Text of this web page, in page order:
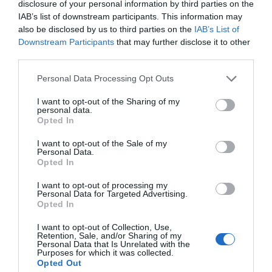
disclosure of your personal information by third parties on the
IAB’s list of downstream participants. This information may
also be disclosed by us to third parties on the IAB’s List of
Downstream Participants that may further disclose it to other
Personal Data Processing Opt Outs
I want to opt-out of the Sharing of my
personal data.
Opted In
I want to opt-out of the Sale of my
Personal Data.
Opted In
I want to opt-out of processing my
Personal Data for Targeted Advertising.
Opted In
I want to opt-out of Collection, Use,
Retention, Sale, and/or Sharing of my
Personal Data that Is Unrelated with the
Purposes for which it was collected.
Opted Out
jednoducho vloží na dno člna. Výhodou tohto druhu
podlahy je pokrytie celej plochy dna člna.
0.0
0% zákazníkov odporúča produkt